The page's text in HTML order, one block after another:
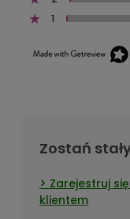
1
Zostań
Zarejestruj
klientem